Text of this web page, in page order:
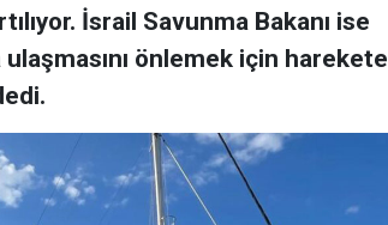
İsrail Savunma Bakanı ise
ulaşmasını önlemek için harekete